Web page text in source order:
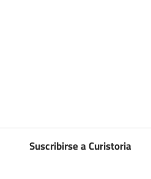
Suscribirse a Curistoria